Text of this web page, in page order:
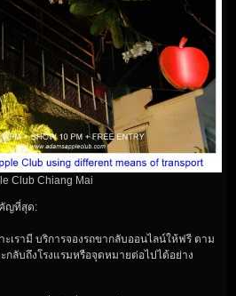
Club Chiang Mai
ญที่สุด:
เรามี บริการจองรถขากลับออนไลน์ให้ฟรี ตาม
ลับถึงโรงแรมหรือจุดหมายต่อไปได้อย่าง